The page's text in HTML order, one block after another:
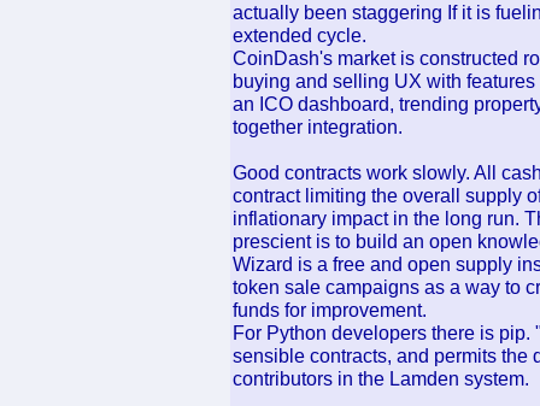
actually been staggering If it is
extended cycle.
CoinDash's market is constructed
buying and selling UX with
an ICO dashboard, trending
together integration.
Good contracts work slowly. All
contract limiting the overall supply
inflationary impact in the long run.
prescient is to build an open
Wizard is a free and open supply
token sale campaigns as a way to
funds for improvement.
For Python developers there is
sensible contracts, and permits the
contributors in the Lamden system.